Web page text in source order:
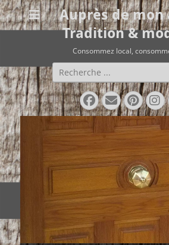
Auprès de mon
Tradition &
Consommez local,
Rechercher :
Facebook
E-
mail